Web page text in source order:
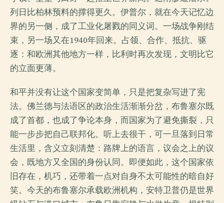
列日比柏林预料的撑得更久。伊普尔，就在今天记忆边
界的另一侧，成了工业化屠戮的同义词。一场战争刚结
束，另一场又在1940年回来。占领、合作、抵抗、驱
逐：和欧洲其他地方一样，比利时再次发现，文明比它
的立面更薄。
和平并没有让这个国家变简单，只是把复杂写进了宪
法。佛兰德与法语区的政治生活渐渐分岔，布鲁塞尔既
成了首都，也成了争论本身，而国家为了避免撕裂，只
能一步步把自己联邦化。听上去很干，可一旦落到日常
生活里，含义立刻清楚：路牌上的语言，议会之上的议
会，既地方又全国的身份认同。即便如此，这个国家依
旧存在，机巧，还带着一点对自身不太可能性的暗自好
笑。今天的布鲁塞尔承载欧洲机构，安特卫普仍是世界